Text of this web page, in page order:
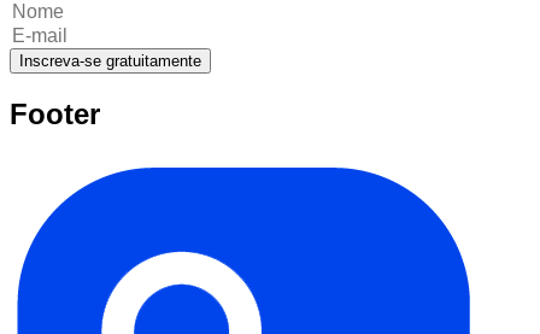
Inscreva-se gratuitamente
Footer